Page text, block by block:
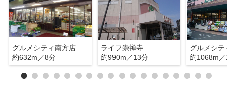
グルメシティ南方店
約632m／8分
ライフ崇禅寺
約990m／13分
グルメシテ
約1068m